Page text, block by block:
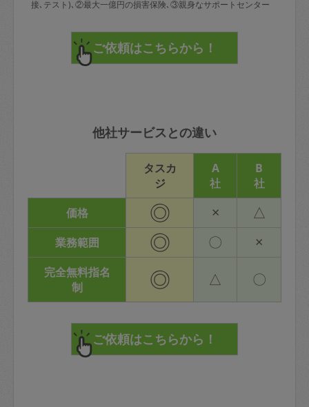
接､テスト)､②最大一億円の損害保険､③親身なサポートセンター
他社サービスとの違い
タスカ
ジ
A
社
B
社
価格
◎ × △
業務範囲 ◎ 〇 ×
完全無料指名
制
◎ △ 〇